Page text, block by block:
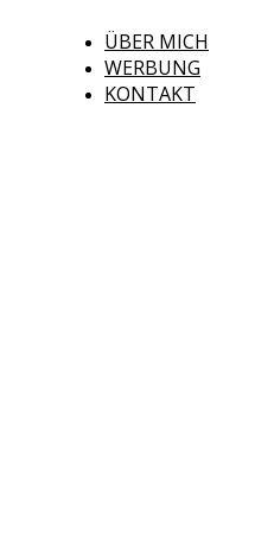
ÜBER MICH
WERBUNG
KONTAKT